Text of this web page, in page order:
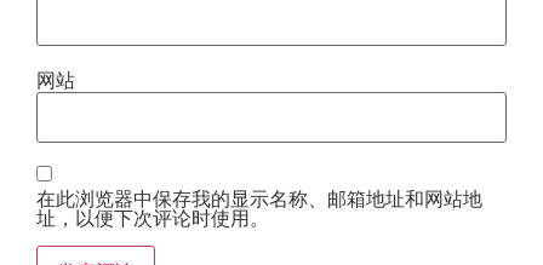
网站
在此浏览器中保存我的显示名称、邮箱地址和网站地
址，以便下次评论时使用。